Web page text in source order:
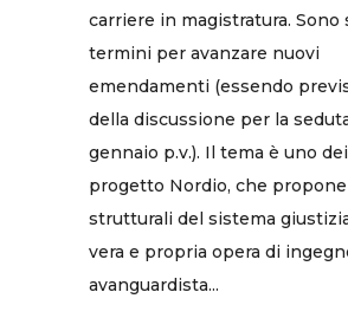
carriere in magistratura. Sono
termini per avanzare nuovi
emendamenti (essendo
della discussione per la
gennaio p.v.). Il tema è uno
progetto Nordio, che
strutturali del sistema
vera e propria opera di
avanguardista...